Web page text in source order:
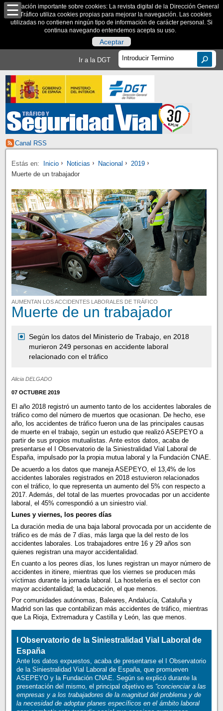
Información importante sobre cookies: La revista digital de la Dirección General
de Tráfico utiliza cookies propias para mejorar la navegación. Las cookies
utilizadas no contienen ningún tipo de información de carácter personal. Si
continua navegando entendemos acepta su uso.
Aceptar
Ir a la DGT
Canal RSS
Estás en: Inicio Noticias Nacional
2019
Muerte de un trabajador
AUMENTAN LOS ACCIDENTES LABORALES DE TRÁFICO
Muerte de un trabajador
Según los datos del Ministerio de Trabajo, en 2018
murieron 249 personas en accidente laboral
relacionado con el tráfico
Alicia DELGADO
07 OCTUBRE 2019
El año 2018 registró un aumento tanto de los accidentes laborales de
tráfico como del número de muertos que ocasionan. De hecho, ese
año, los accidentes de tráfico fueron una de las principales causas
de muerte en el trabajo, según un estudio que realizó ASEPEYO a
partir de sus propios mutualistas. Ante estos datos, acaba de
presentarse el I Observatorio de la Siniestralidad Vial Laboral de
España, impulsado por la propia mutua laboral y la Fundación CNAE.
De acuerdo a los datos que maneja ASEPEYO, el 13,4% de los
accidentes laborales registrados en 2018 estuvieron relacionados
con el tráfico, lo que representa un aumento del 5% con respecto a
2017. Además, del total de las muertes provocadas por un accidente
laboral, el 45% correspondió a un siniestro vial.
Lunes y viernes, los peores días
La duración media de una baja laboral provocada por un accidente de
tráfico es de más de 7 días, más larga que la del resto de los
accidentes laborales. Los trabajadores entre 16 y 29 años son
quienes registran una mayor accidentalidad.
En cuanto a los peores días, los lunes registran un mayor número de
accidentes in itinere, mientras que los viernes se producen más
víctimas durante la jornada laboral. La hostelería es el sector con
mayor accidentalidad; la educación, el que menos.
Por comunidades autónomas, Baleares, Andalucía, Cataluña y
Madrid son las que contabilizan más accidentes de tráfico, mientras
que La Rioja, Extremadura y Castilla y León, las que menos.
I Observatorio de la Siniestralidad Vial Laboral de
España
Ante los datos expuestos, acaba de presentarse el I Observatorio
de la Siniestralidad Vial Laboral de España, que promueven
ASEPEYO y la Fundación CNAE. Según se explicó durante la
presentación del mismo, el principal objetivo es “concienciar a las
empresas y a los trabajadores de la magnitud del problema y de
la necesidad de adoptar planes específicos en el ámbito laboral